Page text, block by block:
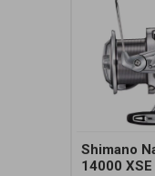
Shimano
14000 XSE